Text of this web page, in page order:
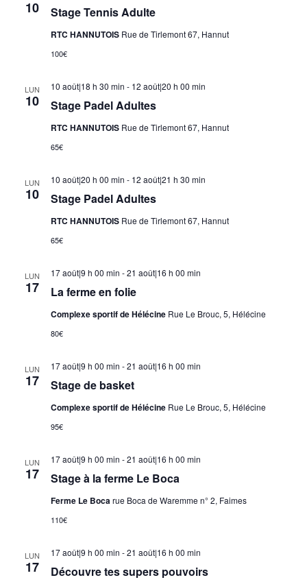
10 Stage Tennis Adulte
RTC HANNUTOIS Rue de Tirlemont 67, Hannut
100€
LUN
10 Stage Padel Adultes
10 août|18 h 30 min - 12 août|20 h 00 min
RTC HANNUTOIS Rue de Tirlemont 67, Hannut
65€
LUN
10 Stage Padel Adultes
10 août|20 h 00 min - 12 août|21 h 30 min
RTC HANNUTOIS Rue de Tirlemont 67, Hannut
65€
LUN
17 La ferme en folie
17 août|9 h 00 min -21 août|16 h 00 min
Complexe sportif de Hélécine Rue Le Brouc, 5, Hélécine
80€
LUN
17 Stage de basket
17 août|9 h 00 min -21 août|16 h 00 min
Complexe sportif de Hélécine Rue Le Brouc, 5, Hélécine
95€
LUN
17 Stage à la ferme Le Boca
17 août|9 h 00 min -21 août|16 h 00 min
Ferme Le Bocarue Boca de Waremme n° 2, Faimes
110€
LUN
17 Découvre tes supers pouvoirs
17 août|9 h 00 min -21 août|16 h 00 min